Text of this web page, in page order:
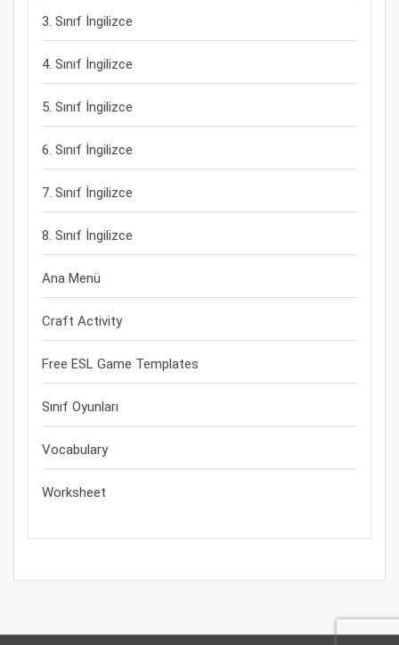
3. Sınıf İngilizce
4. Sınıf İngilizce
5. Sınıf İngilizce
6. Sınıf İngilizce
7. Sınıf İngilizce
8. Sınıf İngilizce
Ana Menü
Craft Activity
Free ESL Game Templates
Sınıf Oyunları
Vocabulary
Worksheet